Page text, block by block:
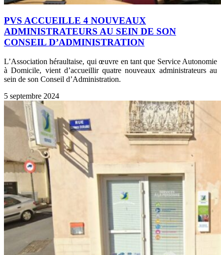
PVS ACCUEILLE 4 NOUVEAUX
ADMINISTRATEURS AU SEIN DE SON
CONSEIL D’ADMINISTRATION
L’Association héraultaise, qui œuvre en tant que Service Autonomie
à Domicile, vient d’accueillir quatre nouveaux administrateurs au
sein de son Conseil d’Administration.
5 septembre 2024